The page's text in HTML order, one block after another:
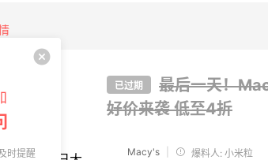
已过期
最后一天！
好价来袭低至4折
Macy's 爆料人: 小米粒
时提醒